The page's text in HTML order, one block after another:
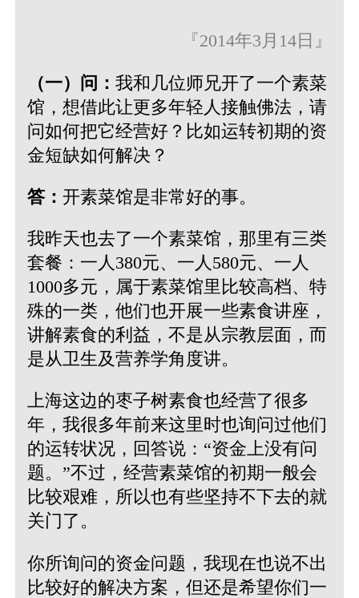
『2014年3月14日』
（一）问： 我和几位师兄开了一个素菜
馆，想借此让更多年轻人接触佛法，请
问如何把它经营好？比如运转初期的资
金短缺如何解决？
答： 开素菜馆是非常好的事。
我昨天也去了一个素菜馆，那里有三类
套餐：一人380元、一人580元、一人
1000多元，属于素菜馆里比较高档、特
殊的一类，他们也开展一些素食讲座，
讲解素食的利益，不是从宗教层面，而
是从卫生及营养学角度讲。
上海这边的枣子树素食也经营了很多
年，我很多年前来这里时也询问过他们
的运转状况，回答说：“资金上没有问
题。”不过，经营素菜馆的初期一般会
比较艰难，所以也有些坚持不下去的就
关门了。
你所询问的资金问题，我现在也说不出
比较好的解决方案，但还是希望你们一